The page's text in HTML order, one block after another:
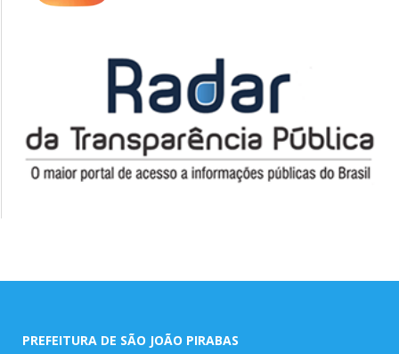
PREFEITURA DE SÃO JOÃO PIRABAS